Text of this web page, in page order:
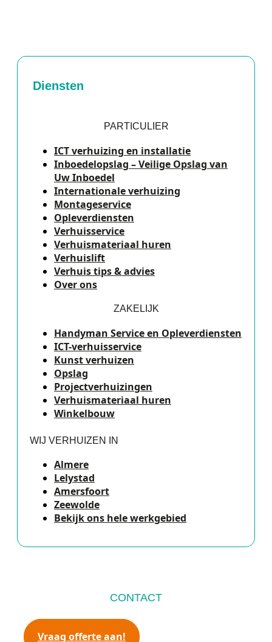
Diensten
PARTICULIER
ICT verhuizing en installatie
Inboedelopslag – Veilige Opslag van
Uw Inboedel
Internationale verhuizing
Montageservice
Opleverdiensten
Verhuisservice
Verhuismateriaal huren
Verhuislift
Verhuis tips & advies
Over ons
ZAKELIJK
Handyman Service en Opleverdiensten
ICT-verhuisservice
Kunst verhuizen
Opslag
Projectverhuizingen
Verhuismateriaal huren
Winkelbouw
WIJ VERHUIZEN IN
Almere
Lelystad
Amersfoort
Zeewolde
Bekijk ons hele werkgebied
CONTACT
Vraag offerte aan!